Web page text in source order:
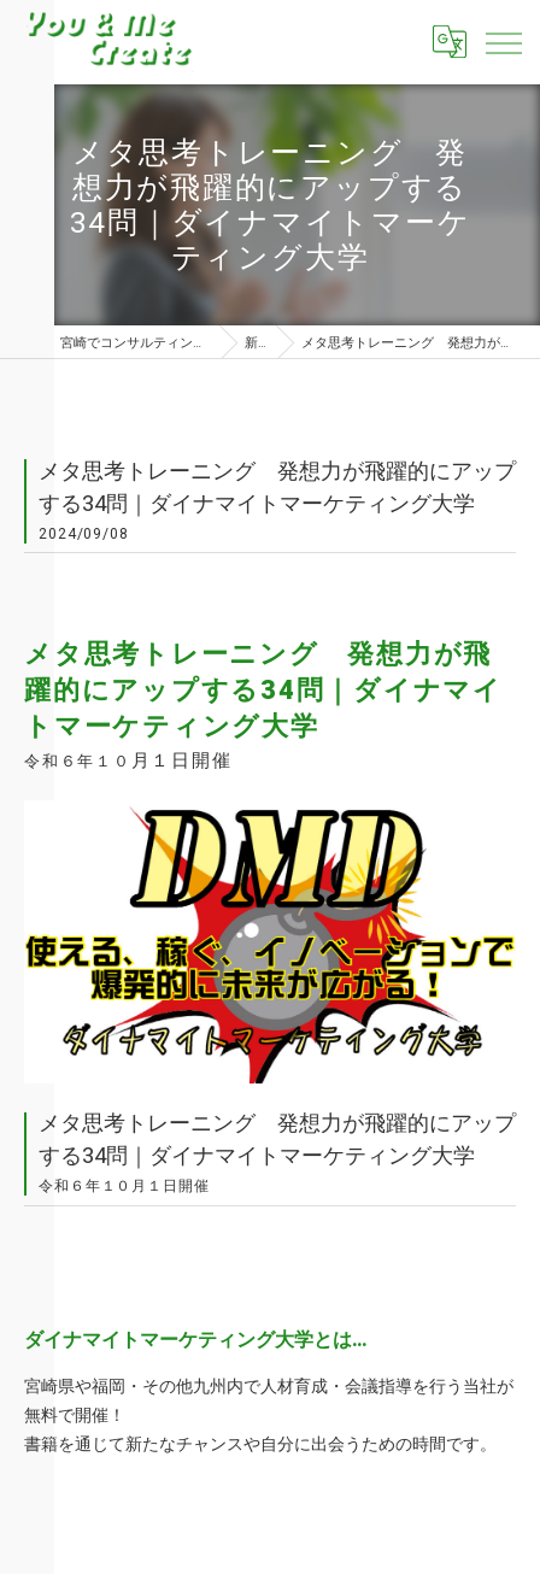
メタ思考トレーニング 発
想力が飛躍的にアップする
34問｜ダイナマイトマーケ
ティング大学
宮崎でコンサルティングならユーアンドミークリエイト株式会社 新着情報 メタ思考トレーニング 発想力が飛躍的にアップする34問｜ダイナマイトマーケティング大学
メタ思考トレーニング 発想力が飛躍的にアップ
する34問｜ダイナマイトマーケティング大学
2024/09/08
令和６年１０ 月１日開催
メタ思考トレーニング 発想力が飛
躍的にアップする34問｜ダイナマイ
トマーケティング大学
メタ思考トレーニング 発想力が飛躍的にアップ
する34問｜ダイナマイトマーケティング大学
令和６年１０月１日開催
ダイナマイトマーケティング大学とは…
宮崎県や福岡・その他九州内で人材育成・会議指導を行う当社が
無料で開催！
書籍を通じて新たなチャンスや自分に出会うための時間です。